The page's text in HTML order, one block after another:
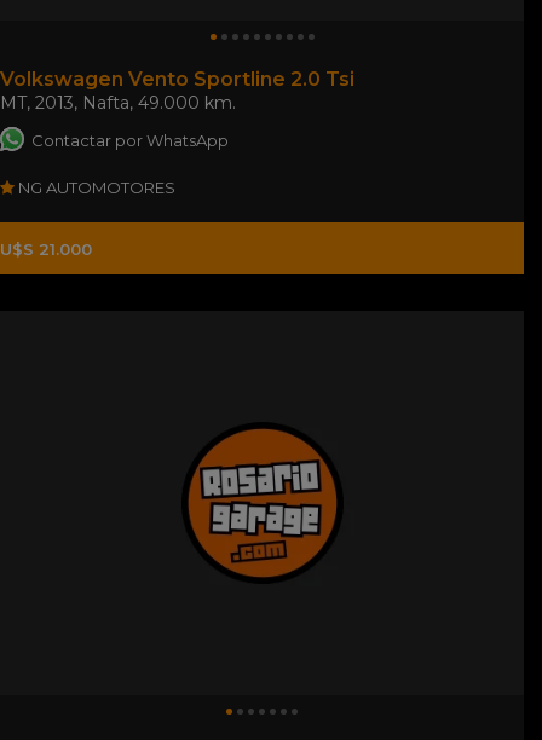
Volkswagen Vento Sportline 2.0 Tsi
MT, 2013, Nafta, 49.000 km.
Contactar por WhatsApp
NG AUTOMOTORES
U$S 21.000